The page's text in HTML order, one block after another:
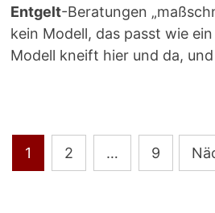
Entgelt-Beratungen
kein Modell, das passt wie
Modell kneift hier und da,
der
1 2 … 9